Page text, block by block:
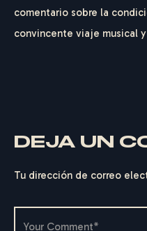
comentario sobre la
convincente viaje musical
DEJA UN
Tu dirección de correo